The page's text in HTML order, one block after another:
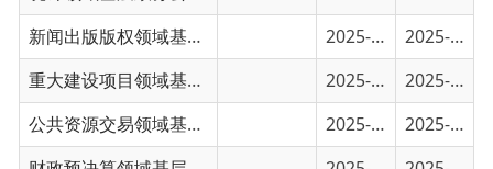
公共资源交易领域基层政务公开标准目录 2025-01-29 2025-01-29
财政预决算领域基层政务公开标准目录 2025-01-29 2025-01-29
安全生产领域基层政务公开标准目录 2025-01-29 2025-01-29
救灾领域基层政务公开标准目录 2025-01-29
2025-01-29